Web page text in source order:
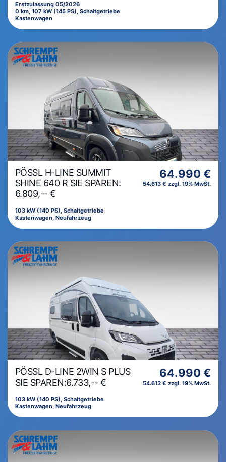
Erstzulassung 05/2026
0 km, 107 kW (145 PS), Schaltgetriebe
Kastenwagen
PÖSSL H-LINE SUMMIT
SHINE 640 R SIE SPAREN:
6.809,-- €
103 kW (140 PS), Schaltgetriebe
Kastenwagen, Neufahrzeug
64.990 €
54.613 € zzgl. 19% MwSt.
PÖSSL D-LINE 2WIN S PLUS
SIE SPAREN:6.733,-- €
103 kW (140 PS), Schaltgetriebe
Kastenwagen, Neufahrzeug
64.990 €
54.613 € zzgl. 19% MwSt.